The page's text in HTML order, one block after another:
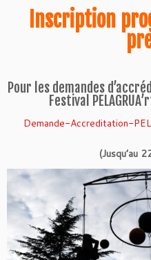
Inscription
Pour les demandes
Festival
Demande-Accreditation-
(Jusqu’au